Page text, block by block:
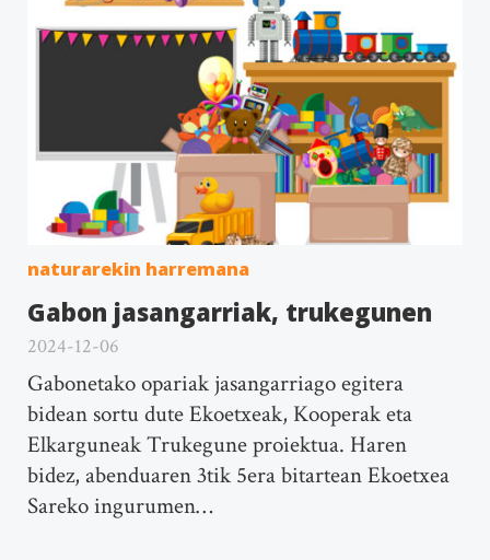
naturarekin harremana
Gabon jasangarriak, trukegunen
2024-12-06
Gabonetako opariak jasangarriago egitera
bidean sortu dute Ekoetxeak, Kooperak eta
Elkarguneak Trukegune proiektua. Haren
bidez, abenduaren 3tik 5era bitartean Ekoetxea
Sareko ingurumen…